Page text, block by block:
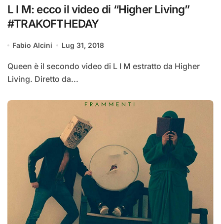
L I M: ecco il video di “Higher Living”
#TRAKOFTHEDAY
Fabio Alcini Lug 31, 2018
Queen è il secondo video di L I M estratto da Higher
Living. Diretto da...